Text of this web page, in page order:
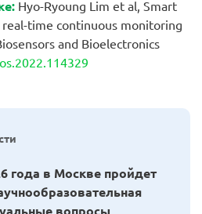
: Hyo-Ryoung Lim et al, Smart
time continuous monitoring
and Bioelectronics
года в Москве пройдет
вопросы